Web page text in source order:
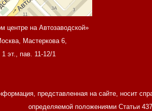
центре на Автозаводской»
Мастеркова 6,
1 эт., пав. 11-12/1
представленная на сайте, носит
определяемой положениями Статьи